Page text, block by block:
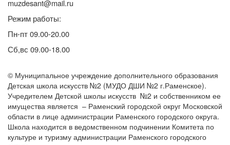
muzdesant@mail.ru
Режим работы:
Пн-пт 09.00-20.00
Сб,вс 09.00-18.00
© Муниципальное учреждение дополнительного образования
Детская школа искусств №2 (МУДО ДШИ №2 г.Раменское).
Учредителем Детской школы искусств №2 и собственником ее
имущества является – Раменский городской округ Московской
области в лице администрации Раменского городского округа.
Школа находится в ведомственном подчинении Комитета по
культуре и туризму администрации Раменского городского